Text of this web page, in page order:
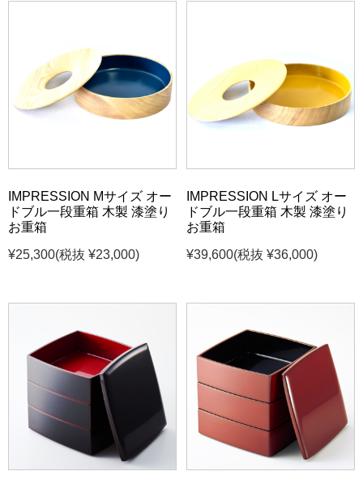
IMPRESSION Mサイズ オー
ドブル一段重箱 木製 漆塗り
お重箱
¥25,300(税抜 ¥23,000)
IMPRESSION Lサイズ オー
ドブル一段重箱 木製 漆塗り
お重箱
¥39,600(税抜 ¥36,000)